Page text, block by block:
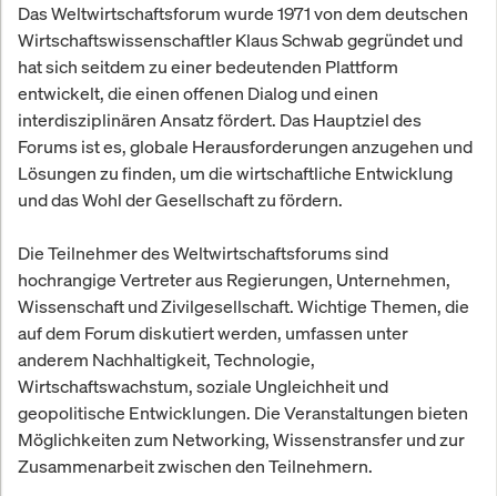
Das Weltwirtschaftsforum wurde 1971 von dem deutschen
Wirtschaftswissenschaftler Klaus Schwab gegründet und
hat sich seitdem zu einer bedeutenden Plattform
entwickelt, die einen offenen Dialog und einen
interdisziplinären Ansatz fördert. Das Hauptziel des
Forums ist es, globale Herausforderungen anzugehen und
Lösungen zu finden, um die wirtschaftliche Entwicklung
und das Wohl der Gesellschaft zu fördern.
Die Teilnehmer des Weltwirtschaftsforums sind
hochrangige Vertreter aus Regierungen, Unternehmen,
Wissenschaft und Zivilgesellschaft. Wichtige Themen, die
auf dem Forum diskutiert werden, umfassen unter
anderem Nachhaltigkeit, Technologie,
Wirtschaftswachstum, soziale Ungleichheit und
geopolitische Entwicklungen. Die Veranstaltungen bieten
Möglichkeiten zum Networking, Wissenstransfer und zur
Zusammenarbeit zwischen den Teilnehmern.